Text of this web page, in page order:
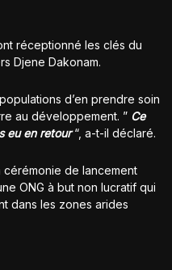
réceptionné les clés du
Djene Dakonam.
d’en prendre soin
au développement. ” Ce
eu en retour“, a-t-il déclaré.
cérémonie de lancement
ONG à but non lucratif qui
dans les zones arides